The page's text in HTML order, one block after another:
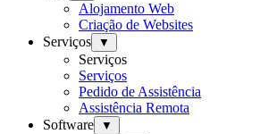
Alojamento Web
Criação de Websites
Serviços
▼
Serviços
Serviços
Pedido de Assistência
Assistência Remota
Software
▼